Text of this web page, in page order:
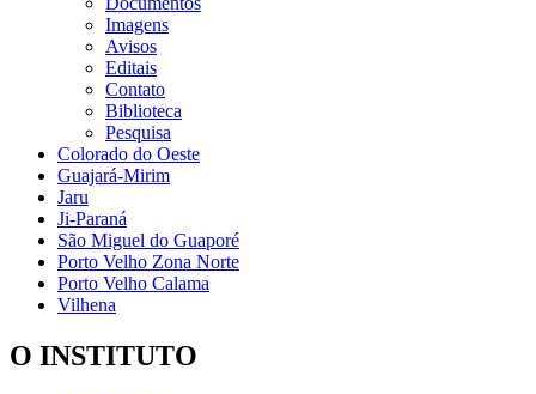
Imagens
Avisos
Editais
Contato
Biblioteca
Pesquisa
Colorado do Oeste
Guajará-Mirim
Jaru
Ji-Paraná
São Miguel do Guaporé
Porto Velho Zona Norte
Porto Velho Calama
Vilhena
O INSTITUTO